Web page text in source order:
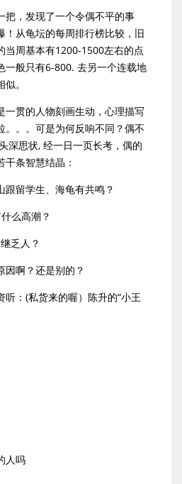
把，发现了一个令偶不平的事
！从龟坛的每周排行榜比较，旧
当周基本有1200-1500左右的点
一般只有6-800. 去另一个连载地
。
一贯的人物刻画生动，心理描写
。。。可是为何反响不同？偶不
深思状, 经一日一页长考，偶的
条智慧结晶：
跟留学生、海龟有共鸣？
么高潮？
乏人？
因啊？还是别的？
：(私货来的喔）陈升的“小王
人吗